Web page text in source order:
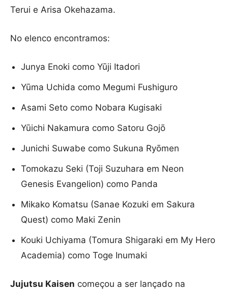
Terui e Arisa Okehazama.
No elenco encontramos:
Junya Enoki como Yūji Itadori
Yūma Uchida como Megumi Fushiguro
Asami Seto como Nobara Kugisaki
Yūichi Nakamura como Satoru Gojō
Junichi Suwabe como Sukuna Ryōmen
Tomokazu Seki (Toji Suzuhara em Neon
Genesis Evangelion) como Panda
Mikako Komatsu (Sanae Kozuki em Sakura
Quest) como Maki Zenin
Kouki Uchiyama (Tomura Shigaraki em My Hero
Academia) como Toge Inumaki
Jujutsu Kaisen começou a ser lançado na